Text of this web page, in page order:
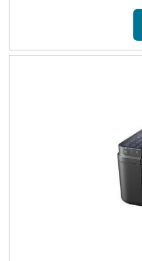
ou que já
impressoras
Manutenção
emergencial,
funcionar;
códigos de